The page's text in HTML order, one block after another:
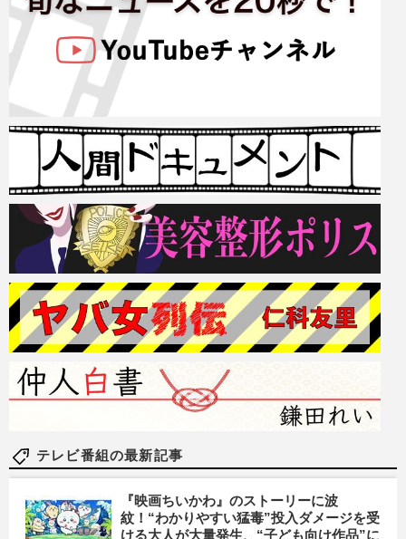
テレビ番組の最新記事
『映画ちいかわ』のストーリーに波
紋！“わかりやすい猛毒”投入ダメージを受
ける大人が大量発生、“子ども向け作品”に